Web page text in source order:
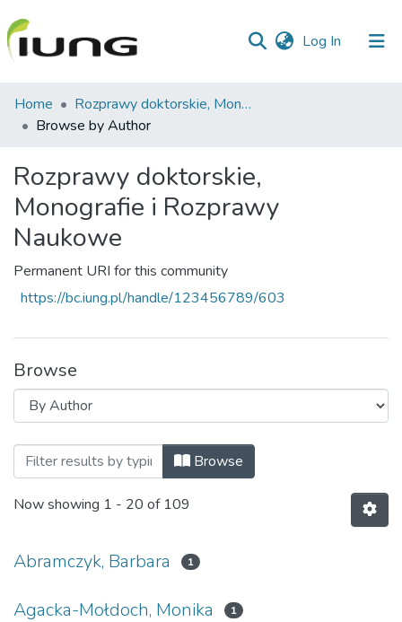
Log In (current)
Communities
&
All of library
Home
Rozprawy doktorskie, Monografie i Rozprawy Naukowe
Browse by Author
Rozprawy doktorskie,
Monografie i Rozprawy
Naukowe
Permanent URI for this community
https://bc.iung.pl/handle/123456789/603
Browse
Browsing Rozprawy doktorskie,
Browse
Now showing 1 - 20 of 109
Abramczyk, Barbara 1
Agacka-Mołdoch, Monika 1